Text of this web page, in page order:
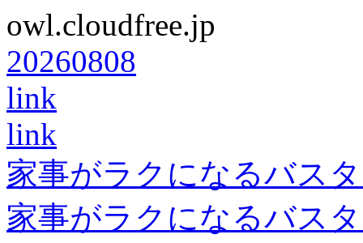
owl.cloudfree.jp
20260808
link
link
家事がラクになるバス
家事がラクになるバス